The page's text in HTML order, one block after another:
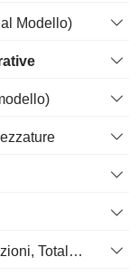
Modello)
Investimento in Titoli Negoziali e Azioni, Totale - (Specifico al Modello)